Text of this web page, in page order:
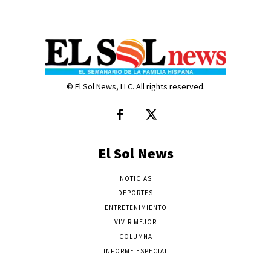
© El Sol News, LLC. All rights reserved.
El Sol News
NOTICIAS
DEPORTES
ENTRETENIMIENTO
VIVIR MEJOR
COLUMNA
INFORME ESPECIAL